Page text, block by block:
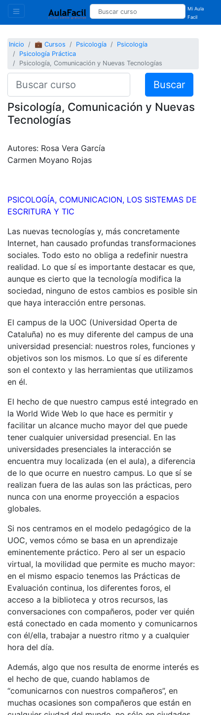
Mi Aula
Facil
Inicio 💼 Cursos Psicología
Psicología
Psicología Práctica
Psicología, Comunicación y Nuevas Tecnologías
Buscar
Psicología, Comunicación y Nuevas
Tecnologías
Autores: Rosa Vera García
Carmen Moyano Rojas
PSICOLOGÍA, COMUNICACION, LOS SISTEMAS DE
ESCRITURA Y TIC
Las nuevas tecnologías y, más concretamente
Internet, han causado profundas transformaciones
sociales. Todo esto no obliga a redefinir nuestra
realidad. Lo que sí es importante destacar es que,
aunque es cierto que la tecnología modifica la
sociedad, ninguno de estos cambios es posible sin
que haya interacción entre personas.
El campus de la UOC (Universidad Operta de
Cataluña) no es muy diferente del campus de una
universidad presencial: nuestros roles, funciones y
objetivos son los mismos. Lo que sí es diferente
son el contexto y las herramientas que utilizamos
en él.
El hecho de que nuestro campus esté integrado en
la World Wide Web lo que hace es permitir y
facilitar un alcance mucho mayor del que puede
tener cualquier universidad presencial. En las
universidades presenciales la interacción se
encuentra muy localizada (en el aula), a diferencia
de lo que ocurre en nuestro campus. Lo que sí se
realizan fuera de las aulas son las prácticas, pero
nunca con una enorme proyección a espacios
globales.
Si nos centramos en el modelo pedagógico de la
UOC, vemos cómo se basa en un aprendizaje
eminentemente práctico. Pero al ser un espacio
virtual, la movilidad que permite es mucho mayor:
en el mismo espacio tenemos las Prácticas de
Evaluación continua, los diferentes foros, el
acceso a la biblioteca y otros recursos, las
conversaciones con compañeros, poder ver quién
está conectado en cada momento y comunicarnos
con él/ella, trabajar a nuestro ritmo y a cualquier
hora del día.
Además, algo que nos resulta de enorme interés es
el hecho de que, cuando hablamos de
“comunicarnos con nuestros compañeros”, en
muchas ocasiones son compañeros que están en